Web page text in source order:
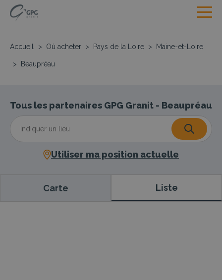
Accueil > Où acheter > Pays de la Loire > Maine-et-Loire
> Beaupréau
Tous les partenaires GPG Granit - Beaupréau
Utiliser ma position actuelle
Carte Liste